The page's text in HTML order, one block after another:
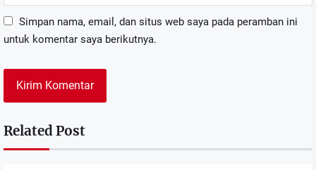
Simpan nama, email, dan situs web saya pada peramban ini
untuk komentar saya berikutnya.
Related Post